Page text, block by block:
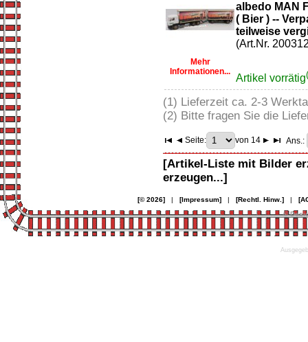
Mehr
Informationen...
albedo MAN
( Bier ) --
teilweise
(Art.Nr.
Artikel vorrätig
(1) Lieferzeit ca. 2-3
(2) Bitte fragen Sie die
Seite: von 14 Ans.:
[Artikel-Liste mit Bilder
erzeugen...]
[© 2026]| [Impressum]| [Rechtl. Hinw.]|
©